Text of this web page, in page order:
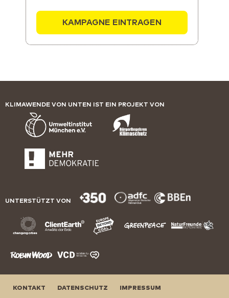
KAMPAGNE EINTRAGEN
KLIMAWENDE VON UNTEN IST EIN PROJEKT VON
UNTERSTÜTZT VON
KONTAKT DATENSCHUTZ IMPRESSUM